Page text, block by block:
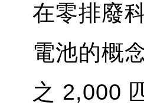
在零排廢
電池的概
之 2,000